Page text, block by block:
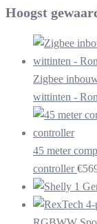
Hoogst
Zigbee
wittinten -
45 meter
controller €